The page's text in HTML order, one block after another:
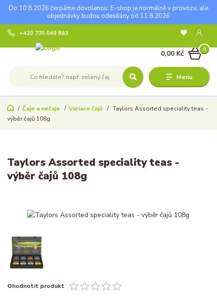
Do 10.8.2026 čerpáme dovolenou. E-shop je normálně v provozu, ale
objednávky budou odesílány od 11.8.2026
Menu
+420 735 040 893
0
0,00 Kč
Čaje a nečaje Variace čajů
Taylors Assorted speciality teas -
výběr čajů 108g
Taylors Assorted speciality teas -
výběr čajů 108g
Ohodnotit produkt